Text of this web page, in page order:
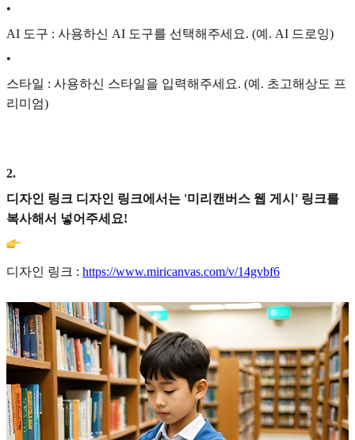
•
AI 도구 : 사용하신 AI 도구를 선택해주세요. (예. AI 드로잉)
•
스타일 : 사용하신 스타일을 입력해주세요. (예. 초고해상도 프
리미엄)
2.
디자인 링크 디자인 링크에서는 '미리캔버스 웹 게시' 링크를
복사해서 넣어주세요!
디자인 링크 : https://www.miricanvas.com/v/14gvbf6